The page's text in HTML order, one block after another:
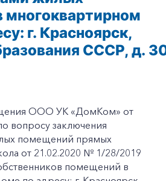
г. Красноярск,
СССР, д.
ООО УК «ДомКом» от
вопросу заключения
помещений прямых
от 21.02.2020 № 1/28/2019
помещений в